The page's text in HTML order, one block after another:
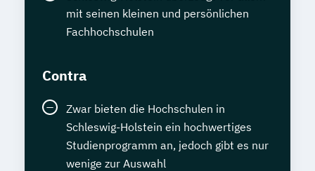
mit seinen kleinen und persönlichen
Fachhochschulen
Contra
Zwar bieten die Hochschulen in
Schleswig-Holstein ein hochwertiges
Studienprogramm an, jedoch gibt es nur
wenige zur Auswahl